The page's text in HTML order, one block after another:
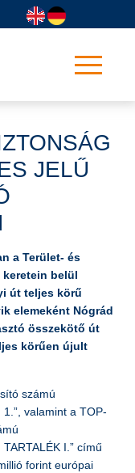
JELŰ
a Terület- és
keretein belül
út teljes körű
elemeként Nógrád
összekötő út
körűen újult
számú
1.”, valamint a TOP-
I.” című
forint európai